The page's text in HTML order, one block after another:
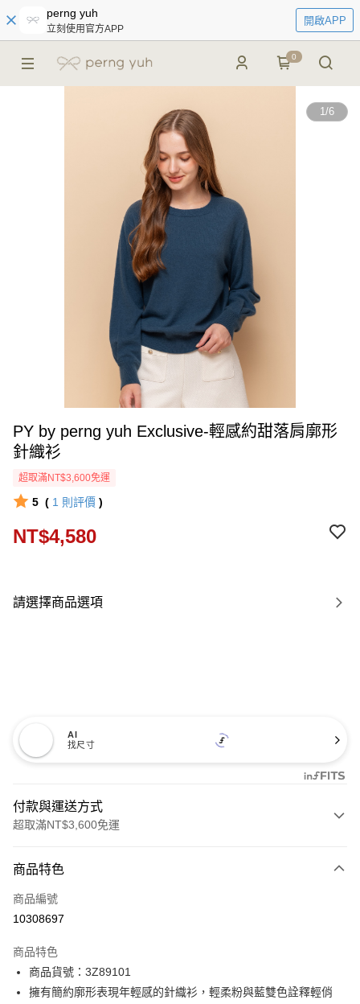
perng yuh
立刻使用官方APP
開啟APP
0
1/6
PY by perng yuh Exclusive-輕感約甜落肩廓形
針織衫
超取滿NT$3,600免運
5 ( 1 則評價 )
NT$4,580
請選擇商品選項
AI
找尺寸
付款與運送方式
超取滿NT$3,600免運
信用卡一次付款
信用卡分期付款
合作金庫商業銀行
華南商業銀行
上海商業儲蓄銀行
台北富邦商業銀行
LINE Pay
Apple Pay
商品特色
商品編號
10308697
商品特色
商品貨號：3Z89101
擁有簡約廓形表現年輕感的針織衫，輕柔粉與藍雙色詮釋輕俏